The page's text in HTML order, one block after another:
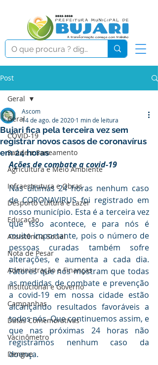
Post
Geral
COVID-19
Saúde e Saneamento
Agricultura e Meio Ambiente
Infraestrutura e Obras
Desporto Cultura e Lazer
Educação
Assistência Social
Nota de Pesar
Administração e Finanças
Institucional e Governo
Campanhas
Datas Comemorativas
Vacinômetro
Dengue
Geral
Bujari fica pela terceira vez sem
registrar novos casos de coronavírus
em 24 horas
Ascom
14 de ago. de 2020 1 min de leitura
Ações de combate a covid-19
Nas últimas 24 horas nenhum caso
de CORONAVIRUS foi registrado em
nosso município. Esta é a terceira vez
que isso acontece, e para nós é
muito importante, pois o número de
pessoas curadas também sofre
alterações, e aumenta a cada dia.
Fatores que nos mostram que todas
as medidas de combate e prevenção
a covid-19 em nossa cidade estão
alcançando resultados favoráveis a
todos nós. Que continuemos assim, e
que nas próximas 24 horas não
registramos nenhum caso da
doença.